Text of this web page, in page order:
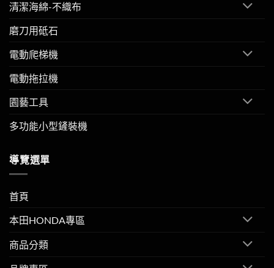
清潔海綿-不織布
磨刀用砥石
電動爬梯機
電動拖拉機
園藝工具
多功能小型鏟裝機
導覽選單
首頁
本田HONDA專區
商品分類